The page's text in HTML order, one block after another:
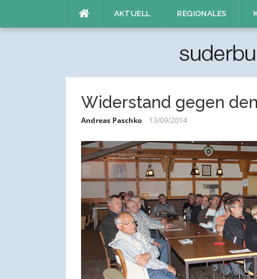
AKTUELL REGIONALES
Widerstand gegen
Andreas Paschko 13/09/2014